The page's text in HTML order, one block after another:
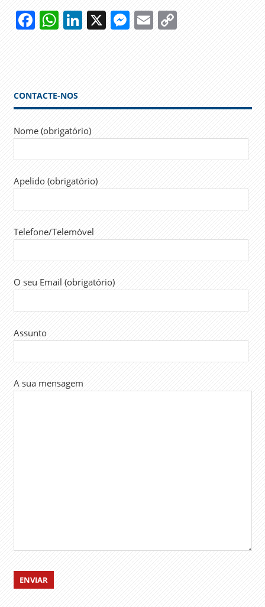
Facebook
WhatsApp
LinkedIn
X Messenger
EmailCopy
CONTRATAÇÃO
COLETIVA
NEGOCIAÇÕES
2024
SINDICATO
ALIMENTAÇÃO
TRABALHO
CONTACTE-NOS
Nome (obrigatório)
Apelido (obrigatório)
Telefone/Telemóvel
O seu Email (obrigatório)
Assunto
A sua mensagem